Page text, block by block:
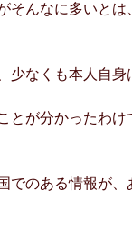
そんなに多いと
少なくも本人自身
とが分かったわけ
でのある情報が